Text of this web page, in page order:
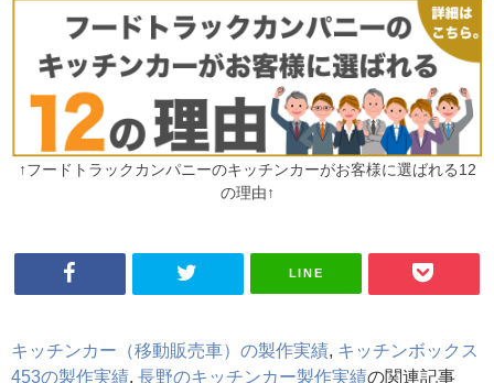
↑フードトラックカンパニーのキッチンカーがお客様に選ばれる12
の理由↑
LINE
キッチンカー（移動販売車）の製作実績 キッチンボックス
453の製作実績 長野のキッチンカー製作実績の関連記事